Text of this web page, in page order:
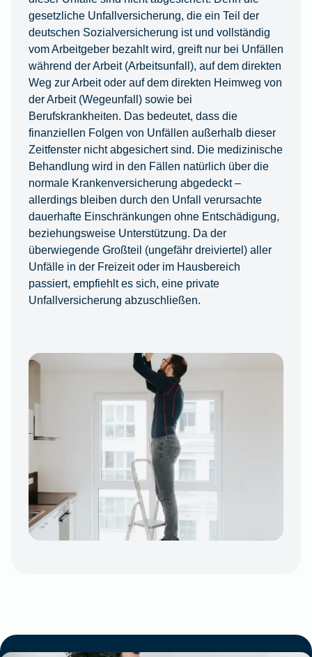
gesetzliche Unfallversicherung, die ein Teil der
deutschen Sozialversicherung ist und vollständig
vom Arbeitgeber bezahlt wird, greift nur bei Unfällen
während der Arbeit (Arbeitsunfall), auf dem direkten
Weg zur Arbeit oder auf dem direkten Heimweg von
der Arbeit (Wegeunfall) sowie bei
Berufskrankheiten. Das bedeutet, dass die
finanziellen Folgen von Unfällen außerhalb dieser
Zeitfenster nicht abgesichert sind. Die medizinische
Behandlung wird in den Fällen natürlich über die
normale Krankenversicherung abgedeckt –
allerdings bleiben durch den Unfall verursachte
dauerhafte Einschränkungen ohne Entschädigung,
beziehungsweise Unterstützung. Da der
überwiegende Großteil (ungefähr dreiviertel) aller
Unfälle in der Freizeit oder im Hausbereich
passiert, empfiehlt es sich, eine private
Unfallversicherung abzuschließen.